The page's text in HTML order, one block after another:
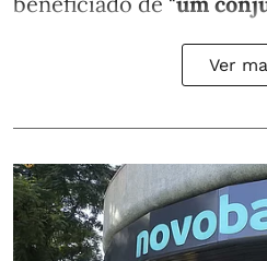
Ver